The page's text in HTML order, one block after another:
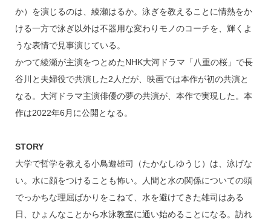
か）を演じるのは、綾瀬はるか。泳ぎを教えることに情熱をか
ける一方で泳ぎ以外は不器用な変わりモノのコーチを、輝くよ
うな表情で見事演じている。
かつて綾瀬が主演をつとめたNHK大河ドラマ「八重の桜」で長
谷川と夫婦役で共演した2人だが、映画では本作が初の共演と
なる。大河ドラマ主演俳優の夢の共演が、本作で実現した。本
作は2022年6月に公開となる。
STORY
大学で哲学を教える小鳥遊雄司（たかなしゆうじ）は、泳げな
い。水に顔をつけることも怖い。人間と水の関係についての頭
でっかちな理屈ばかりをこねて、水を避けてきた雄司はある
日、ひょんなことから水泳教室に通い始めることになる。訪れ